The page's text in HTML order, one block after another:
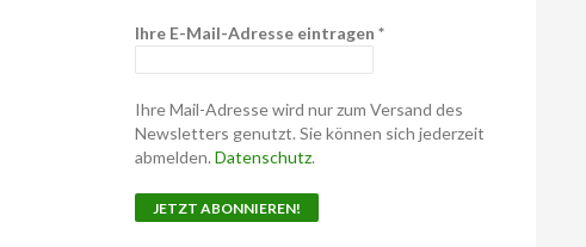
Ihre E-Mail-Adresse eintragen *
Ihre Mail-Adresse wird nur zum Versand des
Newsletters genutzt. Sie können sich jederzeit
abmelden. Datenschutz.